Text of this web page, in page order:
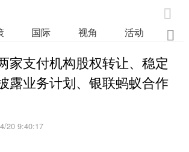

国际 视角 活动 业

家支付机构股权转让、稳定
露业务计划、银联蚂蚁合作
20 9:40:17